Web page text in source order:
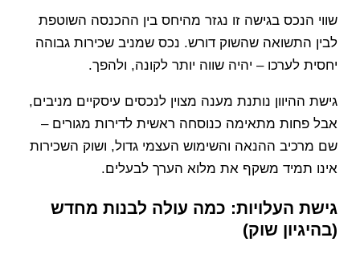
שווי הנכס בגישה זו נגזר מהיחס בין ההכנסה השוטפת
לבין התשואה שהשוק דורש. נכס שמניב שכירות גבוהה
יחסית לערכו – יהיה שווה יותר לקונה, ולהפך.
גישת ההיוון נותנת מענה מצוין לנכסים עיסקיים מניבים,
אבל פחות מתאימה כנוסחה ראשית לדירות מגורים –
שם מרכיב ההנאה והשימוש העצמי גדול, ושוק השכירות
אינו תמיד משקף את מלוא הערך לבעלים.
גישת העלויות: כמה עולה לבנות מחדש
(בהיגיון שוק)